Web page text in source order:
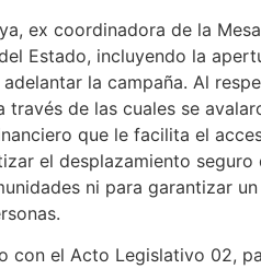
ex coordinadora de la
Estado, incluyendo la
la campaña. Al
de las cuales se
que le facilita el
el desplazamiento
ni para garantizar
el Acto Legislativo 02,